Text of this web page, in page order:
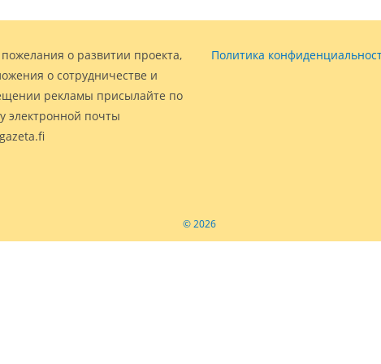
о развитии проекта,
о сотрудничестве и
рекламы присылайте по
электронной почты
Политика
© 2026